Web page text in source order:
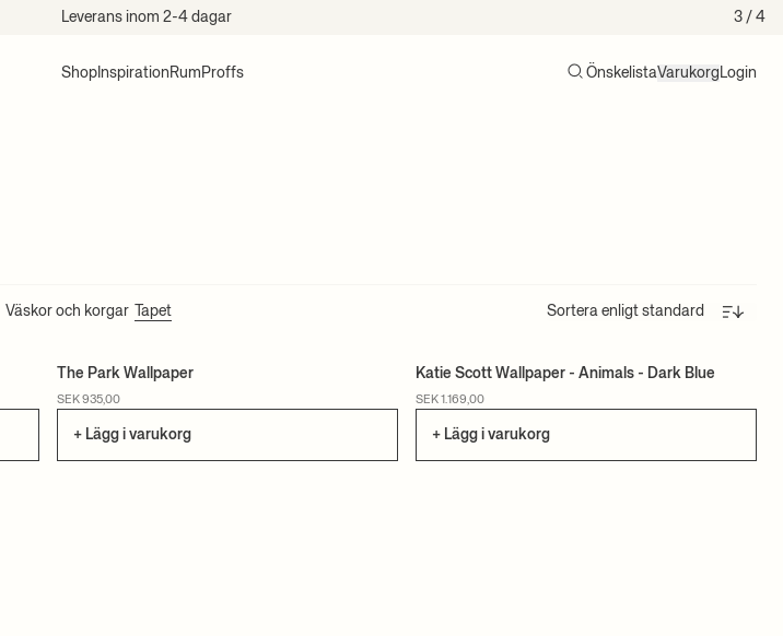
Leverans inom 2-4 dagar 3/ 4
Shop Inspiration Rum Proffs
ÖnskelistaVarukorg Login
Väskor och korgar Tapet Sortera
CERTIFIERAD
The Park Wallpaper
SEK 935,00
+ Lägg i varukorg
CERTIFIERAD
Katie Scott Wallpaper - Animals - Dark Blue
SEK 1.169,00
+ Lägg i varukorg